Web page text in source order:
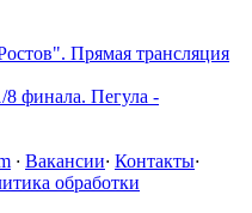
Прямая трансляция
8 финала. Пегула -
· Вакансии· Контакты·
обработки